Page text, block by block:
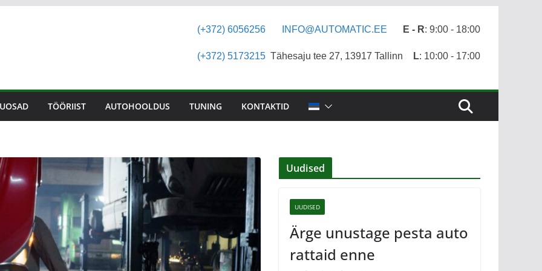
(+372) 6056256
(+372) 5173215
INFO@AUTOMATIC.EE
Tähesaju tee 27, 13917 Tallinn
E - R: 9:00 - 18:00
L: 10:00 - 17:00
TÖÖRIIST AUTOHOOLDUS TUNING KONTAKTID
Uudised
UUDISED
Ärge unustage pesta auto
rattaid enne